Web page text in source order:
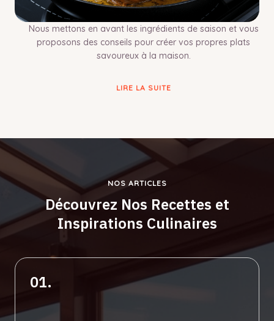
Nous mettons en avant les ingrédients de saison et vous
proposons des conseils pour créer vos propres plats
savoureux à la maison.
LIRE LA SUITE
NOS ARTICLES
Découvrez Nos Recettes et
Inspirations Culinaires
01.